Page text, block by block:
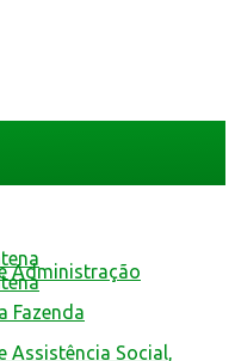
Administração
Fazenda
Assistência Social,